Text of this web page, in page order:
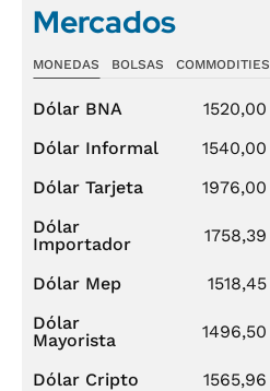
Mercados
MONEDAS BOLSAS COMMODITIES
Dólar BNA 1520,00
Dólar Informal
1540,00
Dólar Tarjeta
1976,00
Dólar
Importador
1758,39
Dólar Mep 1518,45
Dólar
Mayorista
1496,50
Dólar Cripto 1565,96